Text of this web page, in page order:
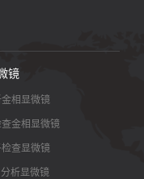
镜
相显微镜
金相显微镜
查显微镜
析显微镜